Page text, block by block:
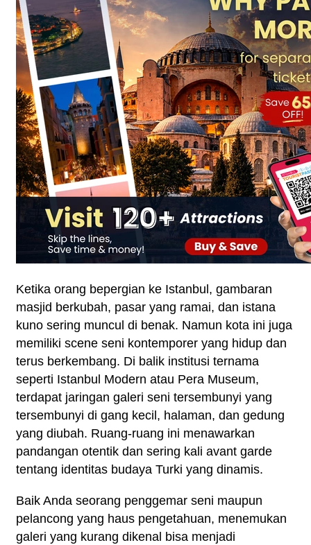
Ketika orang bepergian ke Istanbul, gambaran
masjid berkubah, pasar yang ramai, dan istana
kuno sering muncul di benak. Namun kota ini juga
memiliki scene seni kontemporer yang hidup dan
terus berkembang. Di balik institusi ternama
seperti Istanbul Modern atau Pera Museum,
terdapat jaringan galeri seni tersembunyi yang
tersembunyi di gang kecil, halaman, dan gedung
yang diubah. Ruang-ruang ini menawarkan
pandangan otentik dan sering kali avant garde
tentang identitas budaya Turki yang dinamis.
Baik Anda seorang penggemar seni maupun
pelancong yang haus pengetahuan, menemukan
galeri yang kurang dikenal bisa menjadi